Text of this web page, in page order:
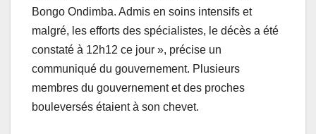
Bongo Ondimba. Admis en soins intensifs et
malgré, les efforts des spécialistes, le décès a été
constaté à 12h12 ce jour », précise un
communiqué du gouvernement. Plusieurs
membres du gouvernement et des proches
bouleversés étaient à son chevet.